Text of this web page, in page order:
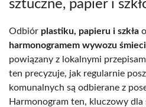
sztuczne, papier i
Odbiór plastiku, papieru i szkła
harmonogramem wywozu śmieci
powiązany z lokalnymi
ten precyzuje, jak regularnie
komunalnych są odbierane z
Harmonogram ten, kluczowy dla